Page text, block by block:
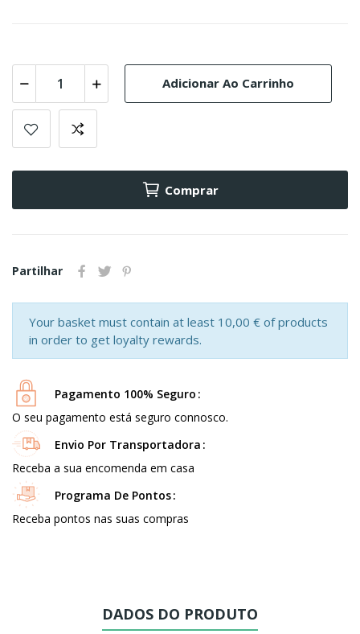
Adicionar Ao Carrinho
Comprar
Partilhar
Your basket must contain at least 10,00 € of products
in order to get loyalty rewards.
Pagamento 100% Seguro
O seu pagamento está seguro connosco.
Envio Por Transportadora
Receba a sua encomenda em casa
Programa De Pontos
Receba pontos nas suas compras
DADOS DO PRODUTO